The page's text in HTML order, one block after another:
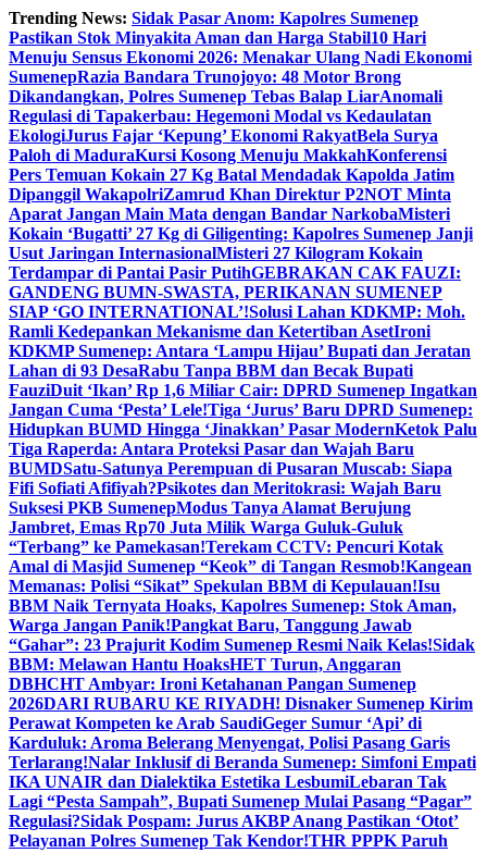
Skip
to
content
Trending News: Sidak Pasar Anom: Kapolres Sumenep
Pastikan Stok Minyakita Aman dan Harga Stabil10 Hari
Menuju Sensus Ekonomi 2026: Menakar Ulang Nadi Ekonomi
SumenepRazia Bandara Trunojoyo: 48 Motor Brong
Dikandangkan, Polres Sumenep Tebas Balap LiarAnomali
Regulasi di Tapakerbau: Hegemoni Modal vs Kedaulatan
EkologiJurus Fajar ‘Kepung’ Ekonomi RakyatBela Surya
Paloh di MaduraKursi Kosong Menuju MakkahKonferensi
Pers Temuan Kokain 27 Kg Batal Mendadak Kapolda Jatim
Dipanggil WakapolriZamrud Khan Direktur P2NOT Minta
Aparat Jangan Main Mata dengan Bandar NarkobaMisteri
Kokain ‘Bugatti’ 27 Kg di Giligenting: Kapolres Sumenep Janji
Usut Jaringan InternasionalMisteri 27 Kilogram Kokain
Terdampar di Pantai Pasir PutihGEBRAKAN CAK FAUZI:
GANDENG BUMN-SWASTA, PERIKANAN SUMENEP
SIAP ‘GO INTERNATIONAL’!Solusi Lahan KDKMP: Moh.
Ramli Kedepankan Mekanisme dan Ketertiban AsetIroni
KDKMP Sumenep: Antara ‘Lampu Hijau’ Bupati dan Jeratan
Lahan di 93 DesaRabu Tanpa BBM dan Becak Bupati
FauziDuit ‘Ikan’ Rp 1,6 Miliar Cair: DPRD Sumenep Ingatkan
Jangan Cuma ‘Pesta’ Lele!Tiga ‘Jurus’ Baru DPRD Sumenep:
Hidupkan BUMD Hingga ‘Jinakkan’ Pasar ModernKetok Palu
Tiga Raperda: Antara Proteksi Pasar dan Wajah Baru
BUMDSatu-Satunya Perempuan di Pusaran Muscab: Siapa
Fifi Sofiati Afifiyah?Psikotes dan Meritokrasi: Wajah Baru
Suksesi PKB SumenepModus Tanya Alamat Berujung
Jambret, Emas Rp70 Juta Milik Warga Guluk-Guluk
“Terbang” ke Pamekasan!Terekam CCTV: Pencuri Kotak
Amal di Masjid Sumenep “Keok” di Tangan Resmob!Kangean
Memanas: Polisi “Sikat” Spekulan BBM di Kepulauan!Isu
BBM Naik Ternyata Hoaks, Kapolres Sumenep: Stok Aman,
Warga Jangan Panik!Pangkat Baru, Tanggung Jawab
“Gahar”: 23 Prajurit Kodim Sumenep Resmi Naik Kelas!Sidak
BBM: Melawan Hantu HoaksHET Turun, Anggaran
DBHCHT Ambyar: Ironi Ketahanan Pangan Sumenep
2026DARI RUBARU KE RIYADH! Disnaker Sumenep Kirim
Perawat Kompeten ke Arab SaudiGeger Sumur ‘Api’ di
Karduluk: Aroma Belerang Menyengat, Polisi Pasang Garis
Terlarang!Nalar Inklusif di Beranda Sumenep: Simfoni Empati
IKA UNAIR dan Dialektika Estetika LesbumiLebaran Tak
Lagi “Pesta Sampah”, Bupati Sumenep Mulai Pasang “Pagar”
Regulasi?Sidak Pospam: Jurus AKBP Anang Pastikan ‘Otot’
Pelayanan Polres Sumenep Tak Kendor!THR PPPK Paruh